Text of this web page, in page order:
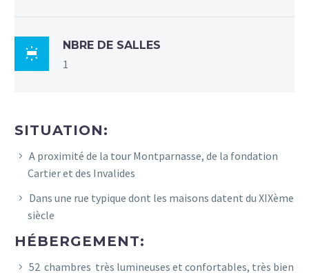

NBRE DE SALLES
1
SITUATION:
A proximité de la tour Montparnasse, de la fondation
Cartier et des Invalides
Dans une rue typique dont les maisons datent du XIXème
siècle
HÉBERGEMENT:
52 chambres très lumineuses et confortables, très bien